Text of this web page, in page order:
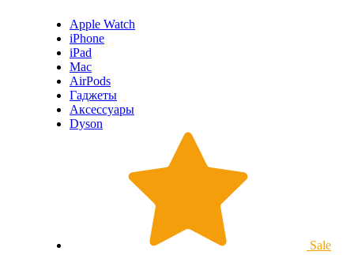
Apple Watch
iPhone
iPad
Mac
AirPods
Гаджеты
Аксессуары
Dyson
Sale